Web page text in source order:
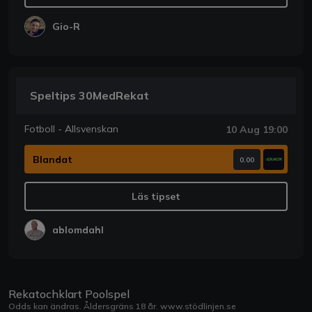
Gio-R
Speltips 30MedRekat
Fotboll - Allsvenskan 10 Aug 19:00
Blandat 0.00
Läs tipset
ablomdahl
Rekatochklart Poolspel
Odds kan ändras. Åldersgräns 18 år. www.stödlinjen.se